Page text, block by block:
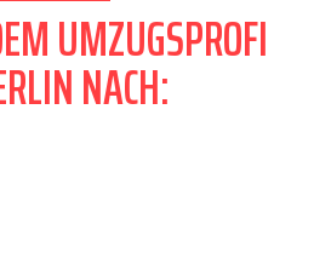
UMZUGSPROFI
NACH: